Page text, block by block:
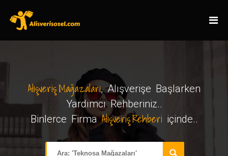
Alışveriş Mağazaları, Alışverişe Başlarken
Yardımcı Rehberiniz..
Binlerce FirmaAlışveriş Rehberi içinde..